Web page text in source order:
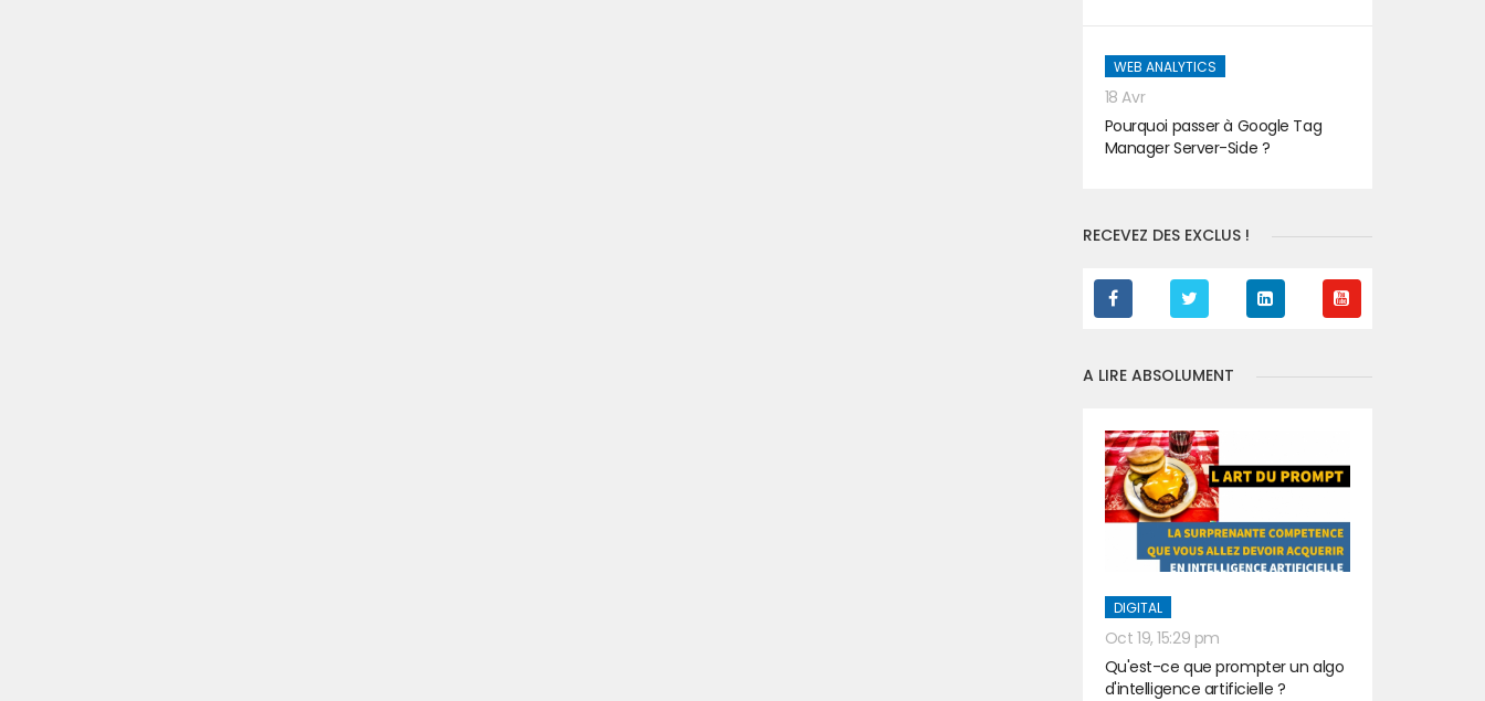
WEB ANALYTICS
18 Avr
Pourquoi passer à Google Tag
Manager Server-Side ?
RECEVEZ DES EXCLUS !
A LIRE ABSOLUMENT
DIGITAL
Oct 19, 15:29 pm
Qu'est-ce que prompter un algo
d'intelligence artificielle ?